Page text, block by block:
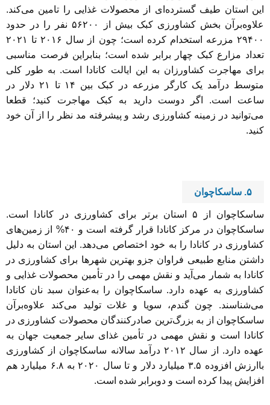
این استان طیف گسترده‌ای از محصولات غذایی را تامین می‌کند.
علاوه‌برآن بخش کشاورزی کبک بیش از ۵۶۲۰۰ نفر را در حدود
۲۹۴۰۰ مزرعه استخدام کرده است؛ چون از سال ۲۰۱۶ تا ۲۰۲۱
تعداد مزارع کبک چهار برابر شده است؛ بنابراین فرصت مناسبی
برای مهاجرت کشاورزان به این ایالت کانادا است. به طور کلی
متوسط درآمد یک کارگر مزرعه در کبک بین ۱۴ تا ۲۱ دلار در
ساعت است. اگر دوست دارید به کبک مهاجرت کنید؛ قطعا
می‌توانید در زمینه کشاورزی رشد و پیشرفته مد نظر را از آن خود
کنید.
۵. ساسکاچوان
ساسکاچوان از ۵ استان برتر برای کشاورزی در کانادا است.
ساسکاچوان در مرکز کانادا قرار گرفته است و ۴۰% از زمین‌های
کشاورزی در کانادا را به خود اختصاص می‌دهد. این استان به دلیل
داشتن منابع طبیعی فراوان جزو بهترین شهرها برای کشاورزی در
کانادا به شمار می‌آید و نقش مهمی را در تأمین محصولات غذایی و
کشاورزی به عهده دارد. ساسکاچوان را به‌عنوان سبد نان کانادا
می‌شناسند. چون گندم، سویا و غلات تولید می‌کند علاوه‌برآن
ساسکاچوان از به بزرگ‌ترین صادرکنندگان محصولات کشاورزی در
کانادا است و نقش مهمی در تأمین غذای سایر جمعیت جهان به
عهده دارد. از سال ۲۰۱۲ درآمد سالانه ساسکاچوان از کشاورزی
باارزش افزوده ۳.۵ میلیارد دلار و تا سال ۲۰۲۰ به ۶.۸ میلیارد هم
افزایش پیدا کرده است و دوبرابر شده است.